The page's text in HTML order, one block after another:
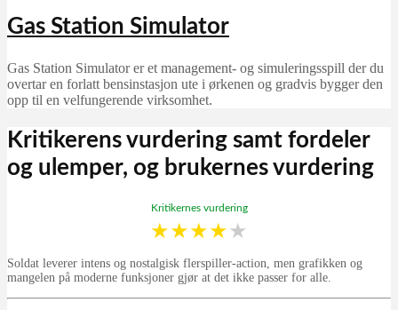
Gas Station Simulator
Gas Station Simulator er et management- og simuleringsspill der du
overtar en forlatt bensinstasjon ute i ørkenen og gradvis bygger den
opp til en velfungerende virksomhet.
Kritikerens vurdering samt fordeler
og ulemper, og brukernes vurdering
Kritikernes vurdering
★★★★★
Soldat leverer intens og nostalgisk flerspiller-action, men grafikken og
mangelen på moderne funksjoner gjør at det ikke passer for alle.